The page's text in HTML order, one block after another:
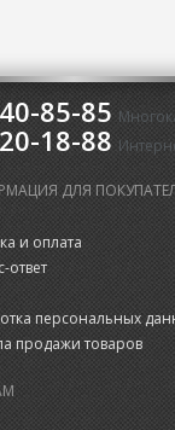
85-85
18-88
ДЛЯ
и оплата
ответ
персональных
продажи товаров